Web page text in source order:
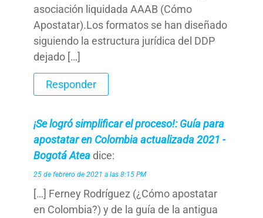
asociación liquidada AAAB (Cómo
Apostatar).Los formatos se han diseñado
siguiendo la estructura jurídica del DDP
dejado […]
Responder
¡Se logró simplificar el proceso!: Guía para
apostatar en Colombia actualizada 2021 -
Bogotá Atea dice:
25 de febrero de 2021 a las 8:15 PM
[…] Ferney Rodríguez (¿Cómo apostatar
en Colombia?) y de la guía de la antigua